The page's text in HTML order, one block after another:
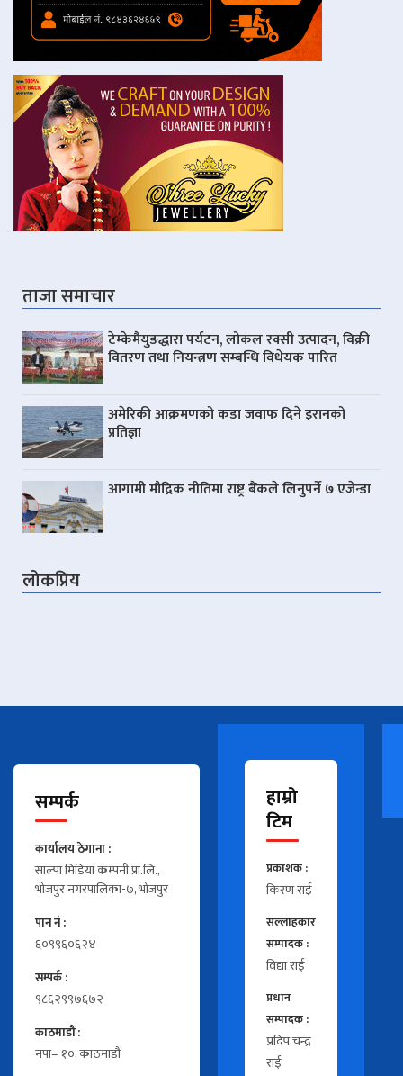
ताजा समाचार
टेम्केमैयुङद्धारा पर्यटन, लोकल रक्सी उत्पादन, विक्री
वितरण तथा नियन्त्रण सम्बन्धि विधेयक पारित
अमेरिकी आक्रमणको कडा जवाफ दिने इरानको
प्रतिज्ञा
आगामी मौद्रिक नीतिमा राष्ट्र बैंकले लिनुपर्ने ७ एजेन्डा
लोकप्रिय
सम्पर्क
कार्यालय ठेगाना :
साल्पा मिडिया कम्पनी प्रा.लि.,
भोजपुर नगरपालिका-७, भोजपुर
पान नं :
६०९९६०६२४
सम्पर्क :
९८६२९९७६७२
काठमाडौं :
नपा– १०, काठमाडौं
हाम्रो
टिम
प्रकाशक :
किरण राई
सल्लाहकार
सम्पादक :
विद्या राई
प्रधान
सम्पादक :
प्रदिप चन्द्र
राई